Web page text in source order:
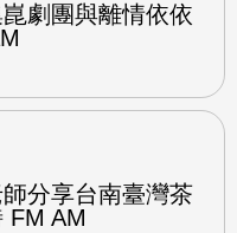
劇團與離情依依
分享台南臺灣茶
FM AM